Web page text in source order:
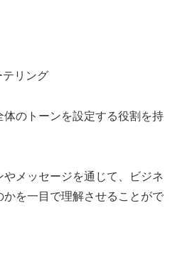
テリング
のトーンを設定する役割を持
メッセージを通じて、ビジネ
を一目で理解させることがで